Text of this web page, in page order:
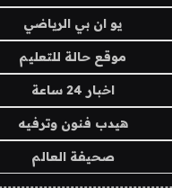
يو ان بي الرياضي
موقع حالة للتعليم
اخبار 24 ساعة
هيدب فنون وترفيه
صحيفة العالم